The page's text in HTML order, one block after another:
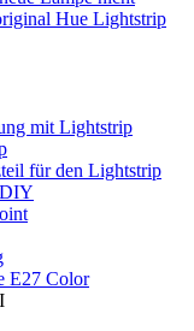
Hue Lightstrip
mit Lightstrip
für den Lightstrip
E27 Color